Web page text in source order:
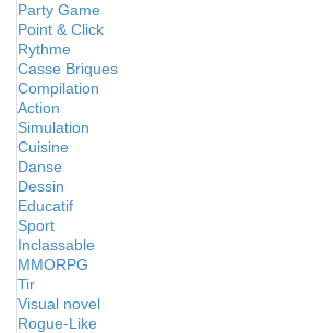
Party Game
Point & Click
Rythme
Casse Briques
Compilation
Action
Simulation
Cuisine
Danse
Dessin
Educatif
Sport
Inclassable
MMORPG
Tir
Visual novel
Rogue-Like